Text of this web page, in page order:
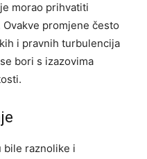
morao prihvatiti
promjene često
i pravnih turbulencija
bori s izazovima
bile raznolike i